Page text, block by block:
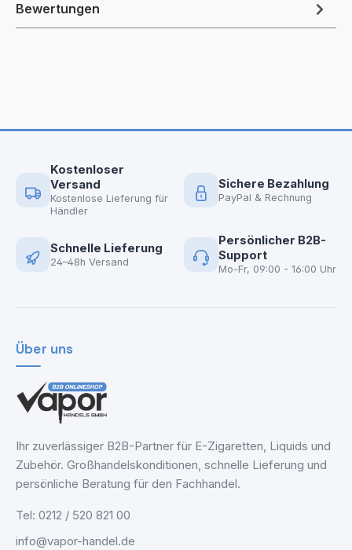
Bewertungen
Kostenloser
Versand
Kostenlose Lieferung für
Händler
Sichere Bezahlung
PayPal & Rechnung
Schnelle Lieferung
24–48h Versand
Persönlicher B2B-
Support
Mo-Fr, 09:00 - 16:00 Uhr
Über uns
Ihr zuverlässiger B2B-Partner für E-Zigaretten, Liquids und
Zubehör. Großhandelskonditionen, schnelle Lieferung und
persönliche Beratung für den Fachhandel.
Tel: 0212 / 520 821 00
info@vapor-handel.de